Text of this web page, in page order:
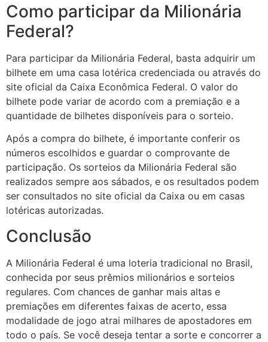
Como participar da Milionária
Federal?
Para participar da Milionária Federal, basta adquirir um
bilhete em uma casa lotérica credenciada ou através do
site oficial da Caixa Econômica Federal. O valor do
bilhete pode variar de acordo com a premiação e a
quantidade de bilhetes disponíveis para o sorteio.
Após a compra do bilhete, é importante conferir os
números escolhidos e guardar o comprovante de
participação. Os sorteios da Milionária Federal são
realizados sempre aos sábados, e os resultados podem
ser consultados no site oficial da Caixa ou em casas
lotéricas autorizadas.
Conclusão
A Milionária Federal é uma loteria tradicional no Brasil,
conhecida por seus prêmios milionários e sorteios
regulares. Com chances de ganhar mais altas e
premiações em diferentes faixas de acerto, essa
modalidade de jogo atrai milhares de apostadores em
todo o país. Se você deseja tentar a sorte e concorrer a